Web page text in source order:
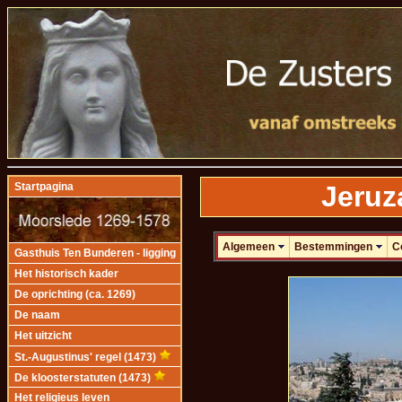
Startpagina
Gasthuis Ten Bunderen - ligging
Het historisch kader
De oprichting (ca. 1269)
De naam
Het uitzicht
St.-Augustinus' regel (1473)
De kloosterstatuten (1473)
Het religieus leven
Algemeen Bestemmingen